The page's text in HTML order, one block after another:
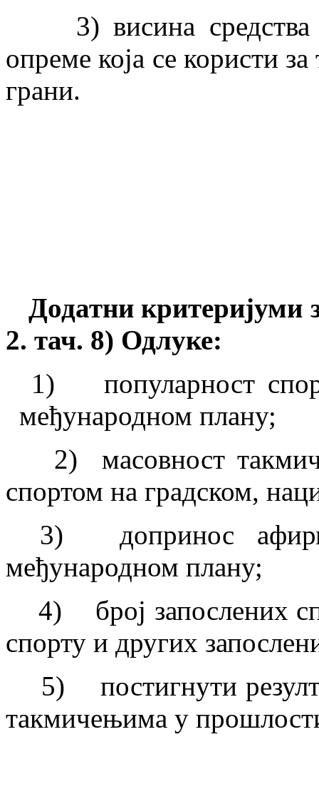
3) висина средства
опреме која се користи
грани.
Додатникритеријуми
2. тач. 8) Одлуке:
1) популарност
међународном плану;
2) масовност
спортом на градском,
3) допринос
међународном плану;
4) број запослених
спорту и других
5) постигнути
такмичењима у